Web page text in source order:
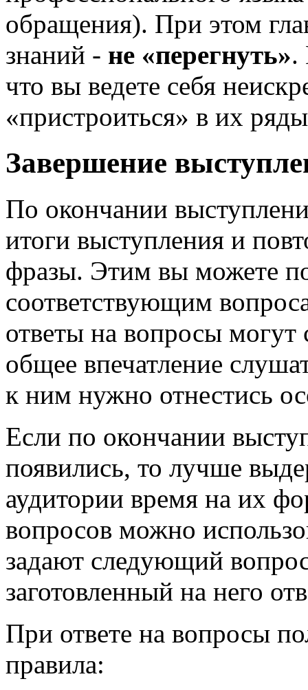
обращения). При этом
знаний - не «перегнуть».
что вы ведете себя
«пристроиться» в их
Завершение
По окончании
итоги выступления и
фразы. Этим вы можете
соответствующим
ответы на вопросы могут
общее впечатление
к ним нужно отнестись
Если по окончании
появились, то лучше
аудитории время на их
вопросов можно
задают следующий
заготовленный на него
При ответе на вопросы
правила: